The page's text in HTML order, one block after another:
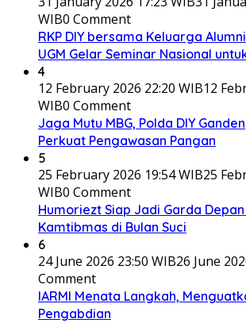
WIB0 Comment
RKP DIY bersama Keluarga
UGM Gelar Seminar Nasional
4
12 February 2026 22:20 WIB12
WIB0 Comment
Jaga Mutu MBG, Polda DIY
Perkuat Pengawasan Pangan
5
25 February 2026 19:54 WIB25
WIB0 Comment
Humoriezt Siap Jadi Garda
Kamtibmas di Bulan Suci
6
24 June 2026 23:50 WIB26 June
Comment
IARMI Menata Langkah,
Pengabdian